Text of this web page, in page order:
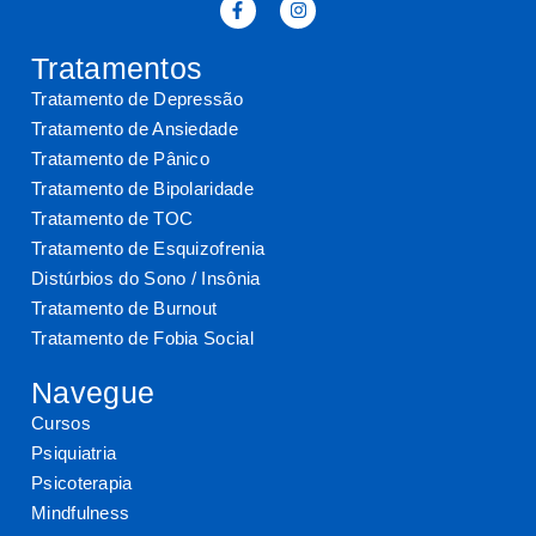
Tratamentos
Tratamento de Depressão
Tratamento de Ansiedade
Tratamento de Pânico
Tratamento de Bipolaridade
Tratamento de TOC
Tratamento de Esquizofrenia
Distúrbios do Sono / Insônia
Tratamento de Burnout
Tratamento de Fobia Social
Navegue
Cursos
Psiquiatria
Psicoterapia
Mindfulness